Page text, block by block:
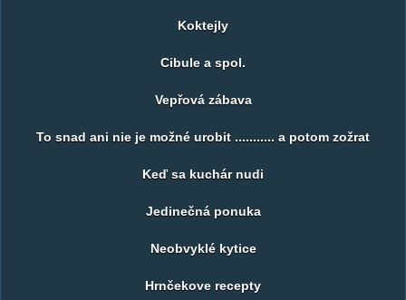
Koktejly
Cibule a spol.
Vepřová zábava
To snad ani nie je možné urobit ........... a potom zožrat
Keď sa kuchár nudi
Jedinečná ponuka
Neobvyklé kytice
Hrnčekove recepty